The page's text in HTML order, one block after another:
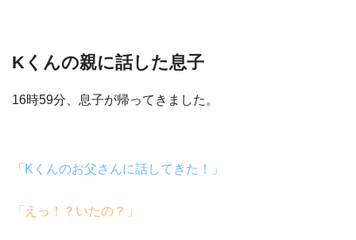
Kくんの親に話した息子
16時59分、息子が帰ってきました。
「 K くんのお父さんに話してきた！」
「えっ！？いたの？」